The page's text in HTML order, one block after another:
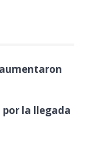
la llegada